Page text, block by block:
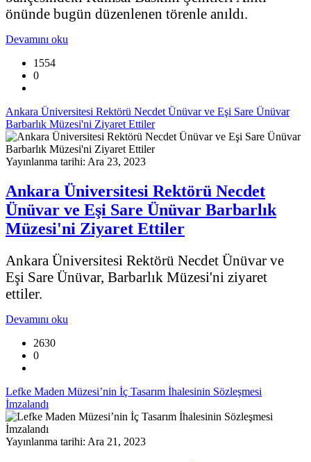
önünde bugün düzenlenen törenle anıldı.
Devamını oku
1554
0
Ankara Üniversitesi Rektörü Necdet Ünüvar ve Eşi Sare Ünüvar
Barbarlık Müzesi'ni Ziyaret Ettiler
Yayınlanma tarihi: Ara 23, 2023
Ankara Üniversitesi Rektörü Necdet
Ünüvar ve Eşi Sare Ünüvar Barbarlık
Müzesi'ni Ziyaret Ettiler
Ankara Üniversitesi Rektörü Necdet Ünüvar ve
Eşi Sare Ünüvar, Barbarlık Müzesi'ni ziyaret
ettiler.
Devamını oku
2630
0
Lefke Maden Müzesi’nin İç Tasarım İhalesinin Sözleşmesi
İmzalandı
Yayınlanma tarihi: Ara 21, 2023